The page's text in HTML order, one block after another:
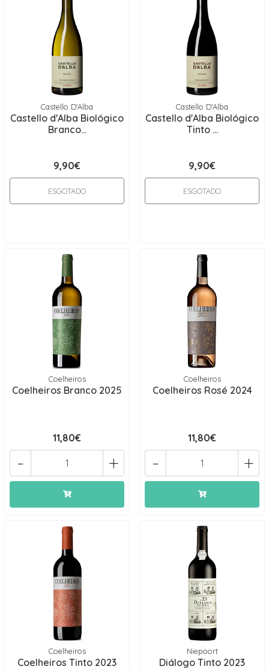
Castello D'Alba
Castello d'Alba Biológico
Branco...
9,90€
ESGOTADO
Castello D'Alba
Castello d'Alba Biológico
Tinto ...
9,90€
ESGOTADO
Coelheiros
Coelheiros Branco 2025
11,80€
+
-
Coelheiros
Coelheiros Rosé 2024
11,80€
+
-
Coelheiros
Coelheiros Tinto 2023
Niepoort
Diálogo Tinto 2023